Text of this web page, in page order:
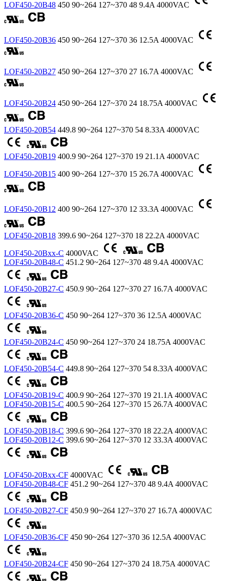
LOF450-20B48 450 90~264 127~370 48 9.4A 4000VAC
LOF450-20B36 450 90~264 127~370 36 12.5A 4000VAC
LOF450-20B27 450 90~264 127~370 27 16.7A 4000VAC
LOF450-20B24 450 90~264 127~370 24 18.75A 4000VAC
LOF450-20B54 449.8 90~264 127~370 54 8.33A 4000VAC
LOF450-20B19 400.9 90~264 127~370 19 21.1A 4000VAC
LOF450-20B15 400 90~264 127~370 15 26.7A 4000VAC
LOF450-20B12 400 90~264 127~370 12 33.3A 4000VAC
LOF450-20B18 399.6 90~264 127~370 18 22.2A 4000VAC
LOF450-20Bxx-C 4000VAC
LOF450-20B48-C 451.2 90~264 127~370 48 9.4A 4000VAC
LOF450-20B27-C 450.9 90~264 127~370 27 16.7A 4000VAC
LOF450-20B36-C 450 90~264 127~370 36 12.5A 4000VAC
LOF450-20B24-C 450 90~264 127~370 24 18.75A 4000VAC
LOF450-20B54-C 449.8 90~264 127~370 54 8.33A 4000VAC
LOF450-20B19-C 400.9 90~264 127~370 19 21.1A 4000VAC
LOF450-20B15-C 400.5 90~264 127~370 15 26.7A 4000VAC
LOF450-20B18-C 399.6 90~264 127~370 18 22.2A 4000VAC
LOF450-20B12-C 399.6 90~264 127~370 12 33.3A 4000VAC
LOF450-20Bxx-CF 4000VAC
LOF450-20B48-CF 451.2 90~264 127~370 48 9.4A 4000VAC
LOF450-20B27-CF 450.9 90~264 127~370 27 16.7A 4000VAC
LOF450-20B36-CF 450 90~264 127~370 36 12.5A 4000VAC
LOF450-20B24-CF 450 90~264 127~370 24 18.75A 4000VAC